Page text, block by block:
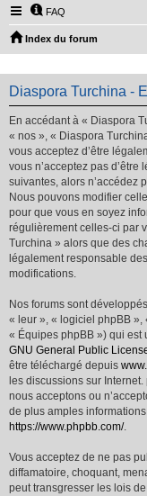
FAQ
Index du forum
Diaspora Turchina -
En accédant à « Diaspora
« nos », « Diaspora
vous acceptez d’être
vous n’acceptez pas
suivantes, alors n’accédez
Nous pouvons modifier
pour que vous en soyez
régulièrement celles-ci par
Turchina » alors que des
légalement responsable
modifications.
Nos forums sont
« leur », « logiciel phpBB »,
« Équipes phpBB ») qui est
GNU General Public
être téléchargé depuis
les discussions sur
nous acceptons ou
de plus amples
https://www.phpbb.com/.
Vous acceptez de ne pas
diffamatoire, choquant,
peut transgresser les lois